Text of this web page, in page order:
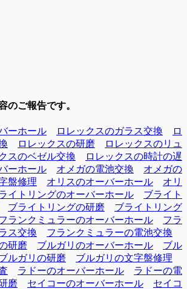
のご報告です。
ーホール ロレックスのガラス交換
ロ
ロレックスの研磨
ロレックスのリュ
スのベゼル交換
ロレックスの時計の遅
ーホール オメガの電池交換
オメガの
盤修理 オリスのオーバーホール
オリ
イトリングのオーバーホール
ブライト
ブライトリングの研磨
ブライトリング
ランクミュラーのオーバーホール
フラ
ス交換
フランクミュラーの電池交換
研磨
ブルガリのオーバーホール
ブル
ルガリの研磨
ブルガリの文字盤修理
ラドーのオーバーホール
ラドーの電
磨 セイコーのオーバーホール
セイコ